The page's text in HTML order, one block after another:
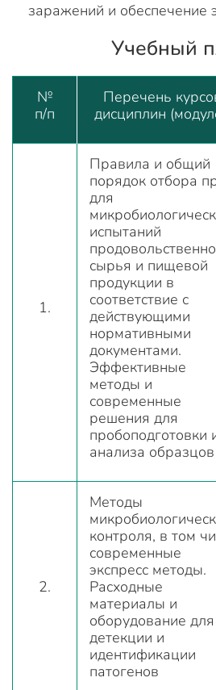
заражений и обеспечение
Учебный
№
п/п
Перечень
дисциплин
1.
Правила и общий
порядок отбора
для
испытаний
сырья и пищевой
продукции в
соответствие с
действующими
нормативными
документами.
Эффективные
методы и
современные
решения для
пробоподготовки
анализа образцов
2.
Методы
контроля, в том
современные
экспресс методы.
Расходные
материалы и
оборудование для
детекции и
идентификации
патогенов